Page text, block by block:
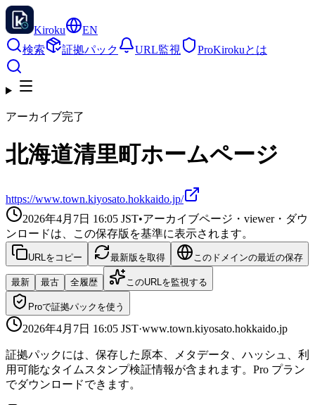
Kiroku
EN
検索
証拠パック URL監視 ProKirokuとは
アーカイブ完了
北海道清里町ホームページ
https://www.town.kiyosato.hokkaido.jp/
2026年4月7日 16:05 JST•アーカイブページ・viewer・ダウ
ンロードは、この保存版を基準に表示されます。
URLをコピー 最新版を取得 このドメインの最近の保存
最新 最古 全履歴 このURLを監視する
Proで証拠パックを使う
2026年4月7日 16:05 JST·www.town.kiyosato.hokkaido.jp
証拠パックには、保存した原本、メタデータ、ハッシュ、利
用可能なタイムスタンプ検証情報が含まれます。Pro プラン
でダウンロードできます。